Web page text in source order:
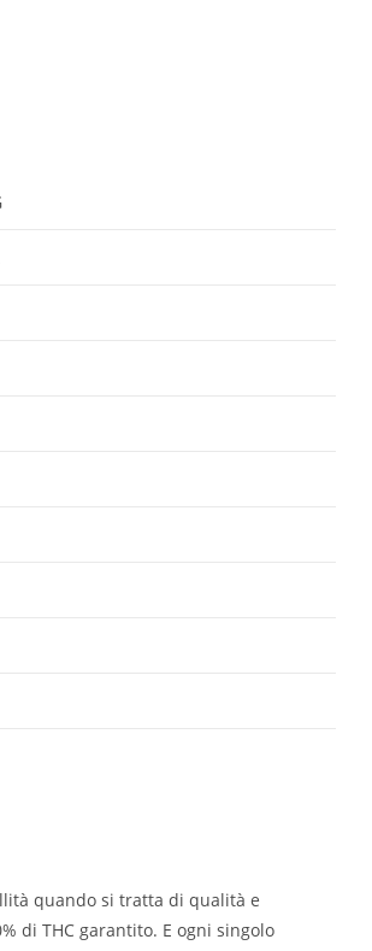
quando si tratta di qualità e
di THC garantito. E ogni singolo